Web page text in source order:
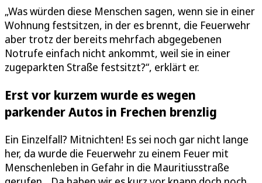
„Was würden diese Menschen sagen, wenn sie in einer
Wohnung festsitzen, in der es brennt, die Feuerwehr
aber trotz der bereits mehrfach abgegebenen
Notrufe einfach nicht ankommt, weil sie in einer
zugeparkten Straße festsitzt?“, erklärt er.
Erst vor kurzem wurde es wegen
parkender Autos in Frechen brenzlig
Ein Einzelfall? Mitnichten! Es sei noch gar nicht lange
her, da wurde die Feuerwehr zu einem Feuer mit
Menschenleben in Gefahr in die Mauritiusstraße